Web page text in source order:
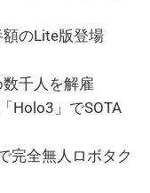
のLite版登場
数千人を解雇
Holo3」でSOTA
完全無人ロボタク